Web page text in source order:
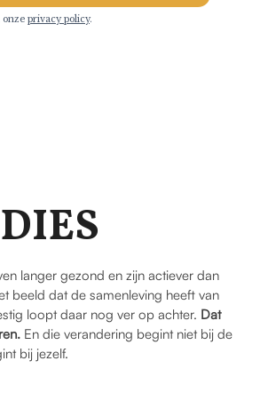
onze privacy policy.
langer gezond en zijn actiever dan
beeld dat de samenleving heeft van
loopt daar nog ver op achter. Dat
En die verandering begint niet bij de
bij jezelf.